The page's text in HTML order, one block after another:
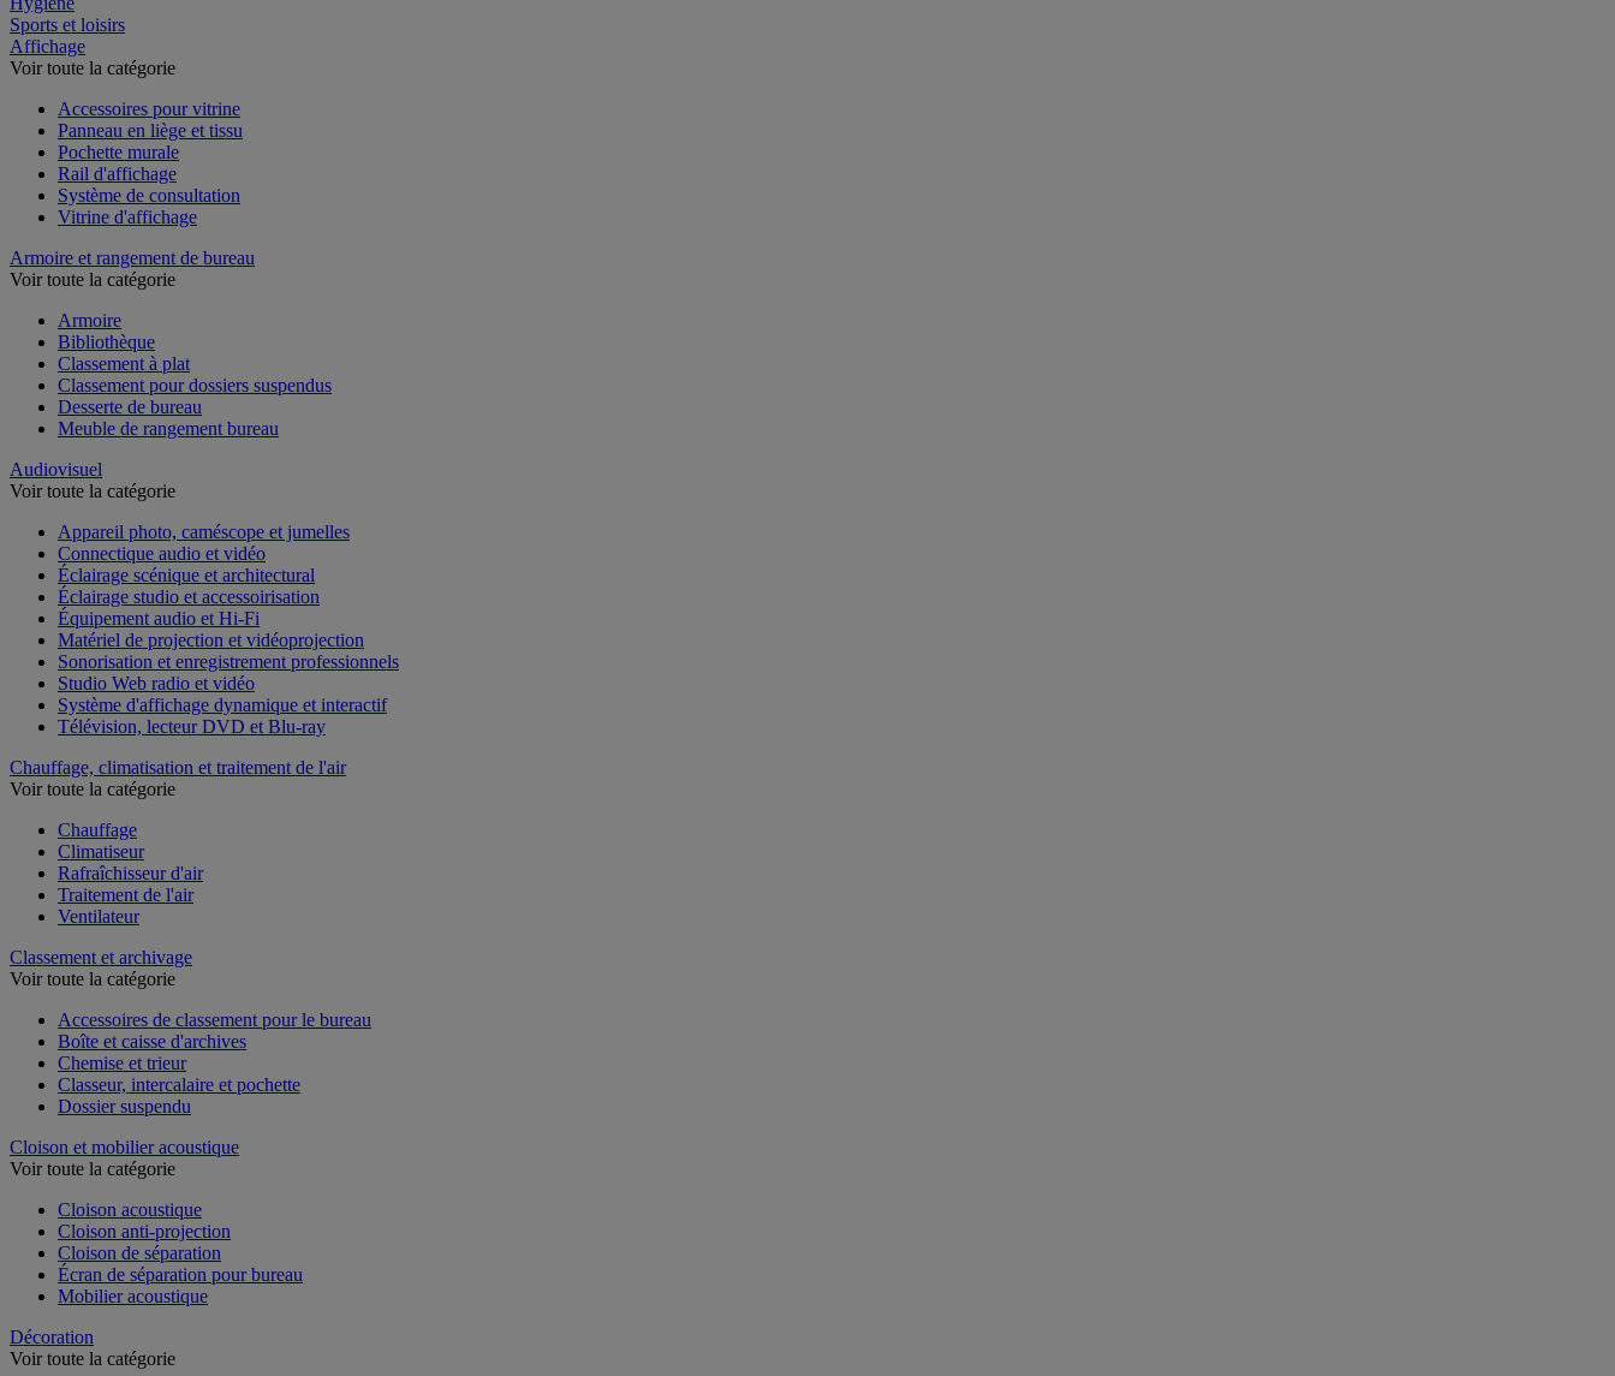
Sports et loisirs
Affichage
Voir toute la catégorie
Accessoires pour vitrine
Panneau en liège et tissu
Pochette murale
Rail d'affichage
Système de consultation
Vitrine d'affichage
Armoire et rangement de bureau
Voir toute la catégorie
Armoire
Bibliothèque
Classement à plat
Classement pour dossiers suspendus
Desserte de bureau
Meuble de rangement bureau
Audiovisuel
Voir toute la catégorie
Appareil photo, caméscope et jumelles
Connectique audio et vidéo
Éclairage scénique et architectural
Éclairage studio et accessoirisation
Équipement audio et Hi-Fi
Matériel de projection et vidéoprojection
Sonorisation et enregistrement professionnels
Studio Web radio et vidéo
Système d'affichage dynamique et interactif
Télévision, lecteur DVD et Blu-ray
Chauffage, climatisation et traitement de l'air
Voir toute la catégorie
Chauffage
Climatiseur
Rafraîchisseur d'air
Traitement de l'air
Ventilateur
Classement et archivage
Voir toute la catégorie
Accessoires de classement pour le bureau
Boîte et caisse d'archives
Chemise et trieur
Classeur, intercalaire et pochette
Dossier suspendu
Cloison et mobilier acoustique
Voir toute la catégorie
Cloison acoustique
Cloison anti-projection
Cloison de séparation
Écran de séparation pour bureau
Mobilier acoustique
Décoration
Voir toute la catégorie